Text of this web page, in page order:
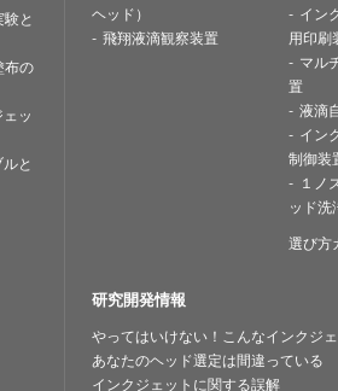
と
布の
ッ
と
ヘッド）
飛翔液滴観察装置
イン
用印刷
マル
置
液滴
イン
制御装
１ノ
ッド洗
選び方
研究開発情報
やってはいけない！こんなインクジ
あなたのヘッド選定は間違っている
インクジェットに関する誤解